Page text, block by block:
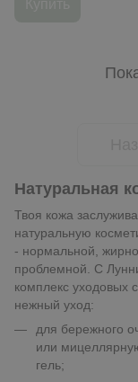
Натуральная
Твоя кожа
натуральную
- нормальной,
проблемной. С
комплекс уходовых
нежный уход:
для бережного
или
гель;